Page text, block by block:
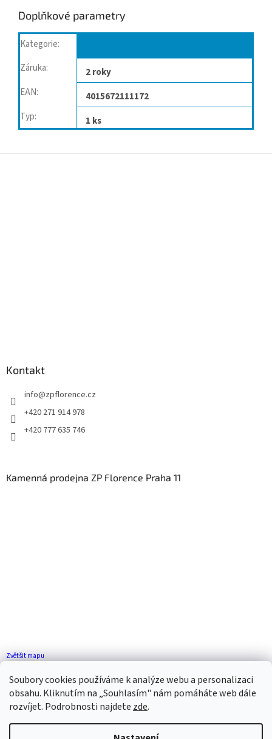
Soubory cookies používáme k analýze webu a personalizaci
obsahu. Kliknutím na „Souhlasím" nám pomáháte web dále
rozvíjet. Podrobnosti najdete zde.
Doplňkové parametry
Kategorie:
Záruka:
2 roky
EAN:
4015672111172
Typ: 1 ks
Kontakt
info@zpflorence.cz
+420 271 914 978
+420 777 635 746
Kamenná prodejna ZP Florence Praha 11
Zvětšit mapu